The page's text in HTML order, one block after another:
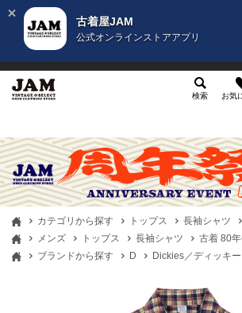
古着屋JAM
公式オンラインストアアプリ
検索 お気
カテゴリから探す トップス 長袖シャツ
メンズ
トップス 長袖シャツ
古着 80
ブランドから探す
D Dickies／ディッキ